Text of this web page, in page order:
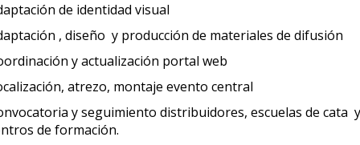
de identidad visual
, diseño y producción de materiales de difusión
y actualización portal web
atrezo, montaje evento central
y seguimiento distribuidores, escuelas de cata y
de formación.